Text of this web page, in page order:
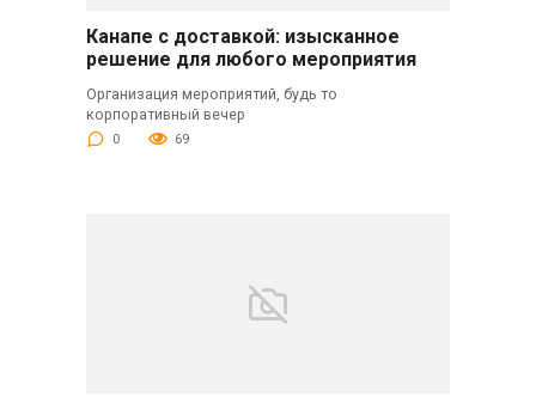
Канапе с доставкой: изысканное
решение для любого мероприятия
Организация мероприятий, будь то
корпоративный вечер
0 69